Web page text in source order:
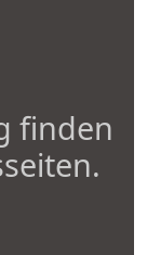
finden